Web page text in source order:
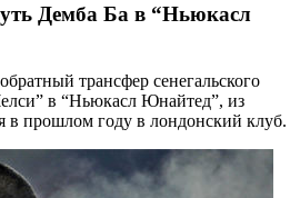
Демба Ба в “Ньюкасл
трансфер сенегальского
в “Ньюкасл Юнайтед”, из
в прошлом году в лондонский клуб.